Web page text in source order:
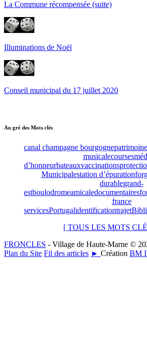
La Commune récompensée (suite)
Illuminations de Noël
Conseil municipal du 17 juillet 2020
Au gré des Mots clés
canal champagne bourgognepatrimoine
musicalecourses
d’honneurbateauxvaccinations
Municipalestation d’épuration
durablegrand-
estboulodromeamicaledocumentaires
france
servicesPortugalidentificationtrajet
[ TOUS LES MOTS
FRONCLES - Village de Haute-Marne ©
Plan du Site Fil des articles ► Création BM